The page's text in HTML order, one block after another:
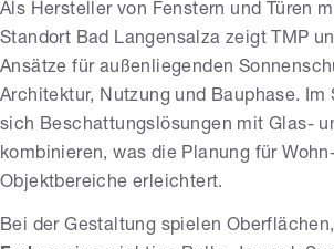
Als Hersteller von Fenstern und Türen
Standort Bad Langensalza zeigt TMP
Ansätze für außenliegenden
Architektur, Nutzung und Bauphase. Im
sich Beschattungslösungen mit Glas-
kombinieren, was die Planung für
Objektbereiche erleichtert.
Bei der Gestaltung spielen